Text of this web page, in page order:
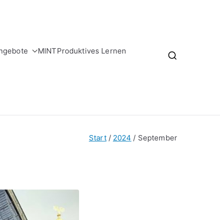
MINTProduktives Lernen
Start 2024 September